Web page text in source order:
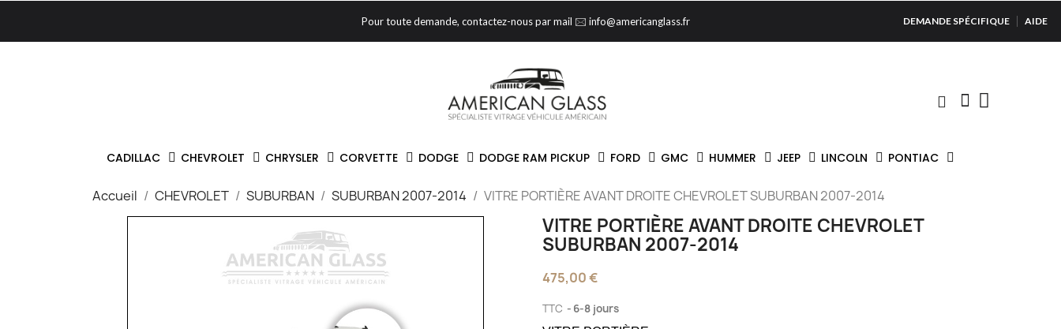
Pour toute demande, contactez-nous par mail 🖂 info@americanglass.fr DEMANDE SPÉCIFIQUE AIDE
CADILLAC CHEVROLET CHRYSLER CORVETTE DODGE DODGE RAM PICKUP FORD GMC HUMMER JEEP LINCOLN PONTIAC
Accueil CHEVROLET SUBURBAN SUBURBAN 2007-2014 VITRE PORTIÈRE AVANT DROITE CHEVROLET SUBURBAN 2007-2014
VITRE PORTIÈRE AVANT DROITE CHEVROLET
SUBURBAN 2007-2014
475,00 €
TTC 6-8 jours